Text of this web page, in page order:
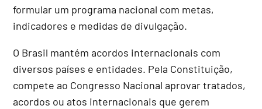
formular um programa nacional com metas,
indicadores e medidas de divulgação.
O Brasil mantém acordos internacionais com
diversos países e entidades. Pela Constituição,
compete ao Congresso Nacional aprovar tratados,
acordos ou atos internacionais que gerem